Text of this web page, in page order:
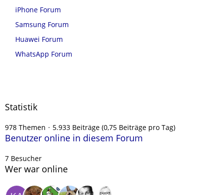
iPhone Forum
Samsung Forum
Huawei Forum
WhatsApp Forum
Statistik
978 Themen 5.933 Beiträge (0,75 Beiträge pro Tag)
Benutzer online in diesem Forum
7 Besucher
Wer war online